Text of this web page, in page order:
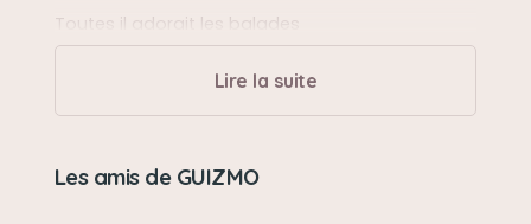
Toutes il adorait les balades
Sa bêtise préféréeLire la suite
Les amis de GUIZMO